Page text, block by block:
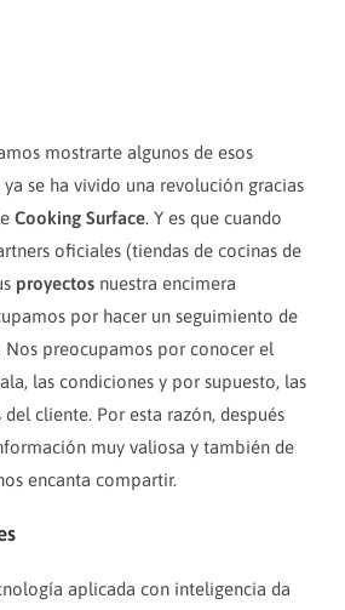
mostrarte algunos de esos
ya se ha vivido una revolución gracias
Cooking Surface. Y es que cuando
oficiales (tiendas de cocinas de
proyectos nuestra encimera
por hacer un seguimiento de
Nos preocupamos por conocer el
las condiciones y por supuesto, las
cliente. Por esta razón, después
muy valiosa y también de
encanta compartir.
aplicada con inteligencia da